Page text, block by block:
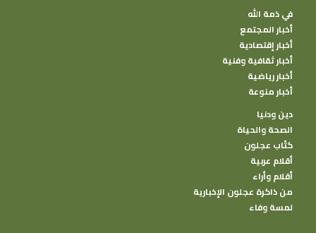
في ذمة الله
أخبار المجتمع
أخبار إقتصادية
أخبار ثقافية وفنية
أخبار رياضية
أخبار منوعة
دين ودنيا
الصحة والحياة
كتًاب عجلون
أقلام عربية
أقلام وأراء
من ذاكرة عجلون الإخبارية
لمسة وفاء